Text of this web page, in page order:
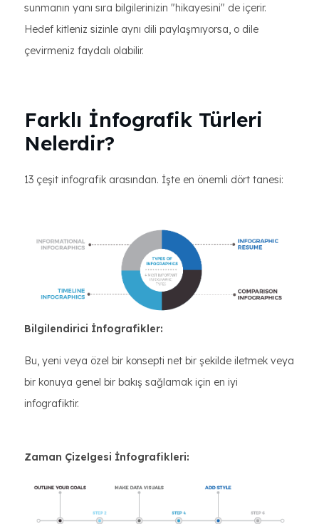
sunmanın yanı sıra bilgilerinizin "hikayesini" de içerir.
Hedef kitleniz sizinle aynı dili paylaşmıyorsa, o dile
çevirmeniz faydalı olabilir.
Farklı İnfografik Türleri
Nelerdir?
13 çeşit infografik arasından. İşte en önemli dört tanesi:
Bilgilendirici İnfografikler:
Bu, yeni veya özel bir konsepti net bir şekilde iletmek veya
bir konuya genel bir bakış sağlamak için en iyi
infografiktir.
Zaman Çizelgesi İnfografikleri: